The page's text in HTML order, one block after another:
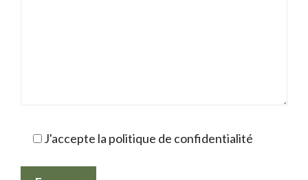
J'accepte la politique de confidentialité